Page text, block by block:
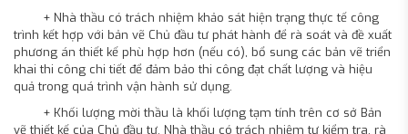
+ Nhà thầu có trách nhiệm khảo sát hiện trạng thực tế công
trình kết hợp với bản vẽ Chủ đầu tư phát hành để rà soát và đề xuất
phương án thiết kế phù hợp hơn (nếu có), bổ sung các bản vẽ triển
khai thi công chi tiết để đảm bảo thi công đạt chất lượng và hiệu
quả trong quá trình vận hành sử dụng.
+ Khối lượng mời thầu là khối lượng tạm tính trên cơ sở Bản
vẽ thiết kế của Chủ đầu tư. Nhà thầu có trách nhiệm tự kiểm tra, rà